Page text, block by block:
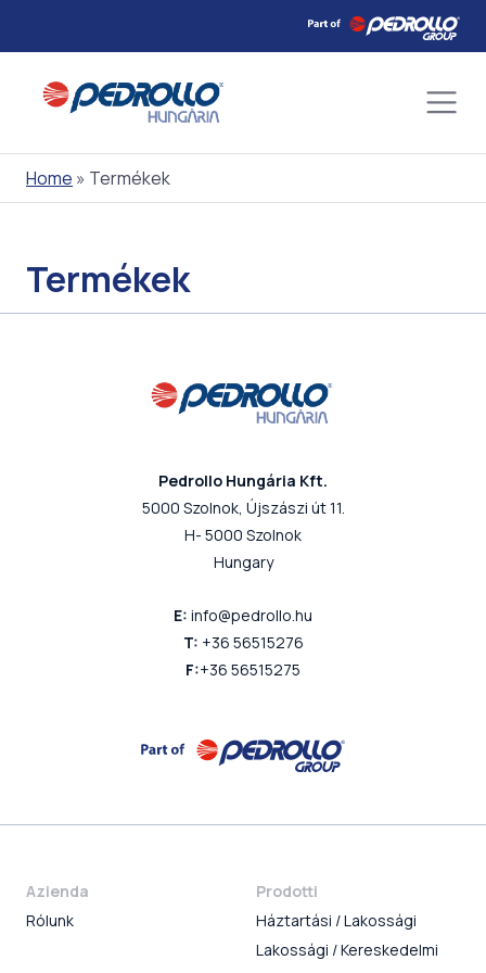
to
content
Home » Termékek
Termékek
Pedrollo Hungária Kft.
5000 Szolnok, Újszászi út 11.
H- 5000 Szolnok
Hungary
E: info@pedrollo.hu
T: +36 56515276
F:+36 56515275
Azienda
Rólunk
Prodotti
Háztartási / Lakossági
Lakossági / Kereskedelmi